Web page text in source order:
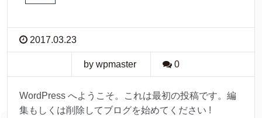
2017.03.23
by wpmaster 0
WordPress へようこそ。これは最初の投稿です。編
集もしくは削除してブログを始めてください !